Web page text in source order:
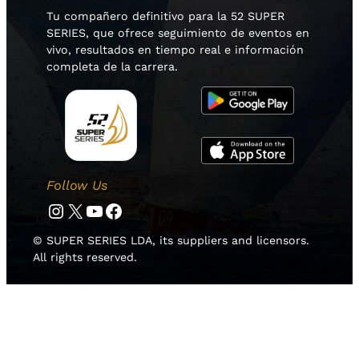
Tu compañero definitivo para la 52 SUPER
SERIES, que ofrece seguimiento de eventos en
vivo, resultados en tiempo real e información
completa de la carrera.
Follow Us
Instagram Twitter YouTube Facebook
© SUPER SERIES LDA, its suppliers and licensors.
All rights reserved.